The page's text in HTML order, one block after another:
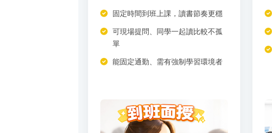
固定時間到班上課，讀書節奏更穩
可現場提問、同學一起讀比較不孤
單
能固定通勤、需有強制學習環境者